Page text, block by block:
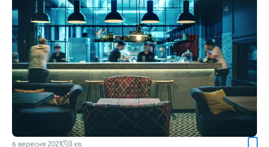
6 вересня 2021 3 хв.